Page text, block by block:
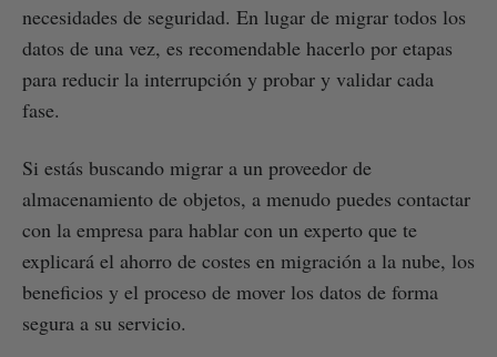
necesidades de seguridad. En lugar de migrar todos los
datos de una vez, es recomendable hacerlo por etapas
para reducir la interrupción y probar y validar cada
fase.
Si estás buscando migrar a un proveedor de
almacenamiento de objetos, a menudo puedes contactar
con la empresa para hablar con un experto que te
explicará el ahorro de costes en migración a la nube, los
beneficios y el proceso de mover los datos de forma
segura a su servicio.